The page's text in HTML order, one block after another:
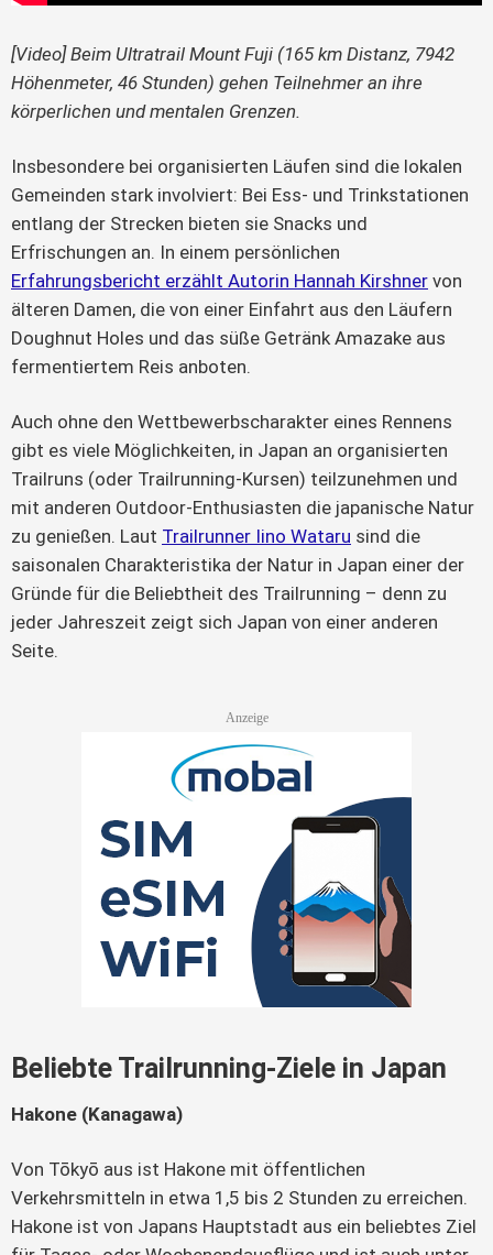
[Video] Beim Ultratrail Mount Fuji (165 km Distanz, 7942
Höhenmeter, 46 Stunden) gehen Teilnehmer an ihre
körperlichen und mentalen Grenzen.
Insbesondere bei organisierten Läufen sind die lokalen
Gemeinden stark involviert: Bei Ess- und Trinkstationen
entlang der Strecken bieten sie Snacks und
Erfrischungen an. In einem persönlichen
Erfahrungsbericht erzählt Autorin Hannah Kirshner von
älteren Damen, die von einer Einfahrt aus den Läufern
Doughnut Holes und das süße Getränk Amazake aus
fermentiertem Reis anboten.
Auch ohne den Wettbewerbscharakter eines Rennens
gibt es viele Möglichkeiten, in Japan an organisierten
Trailruns (oder Trailrunning-Kursen) teilzunehmen und
mit anderen Outdoor-Enthusiasten die japanische Natur
zu genießen. Laut Trailrunner Iino Wataru sind die
saisonalen Charakteristika der Natur in Japan einer der
Gründe für die Beliebtheit des Trailrunning – denn zu
jeder Jahreszeit zeigt sich Japan von einer anderen
Seite.
Beliebte Trailrunning-Ziele in Japan
Hakone (Kanagawa)
Von Tōkyō aus ist Hakone mit öffentlichen
Verkehrsmitteln in etwa 1,5 bis 2 Stunden zu erreichen.
Hakone ist von Japans Hauptstadt aus ein beliebtes Ziel